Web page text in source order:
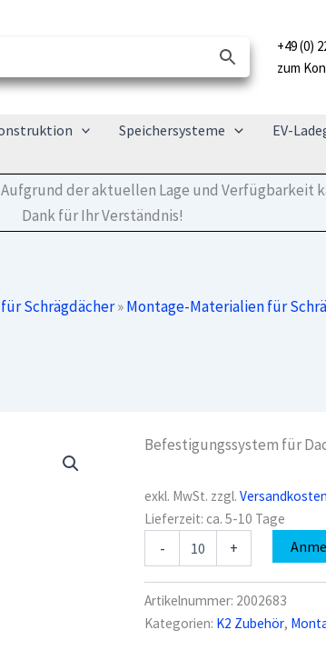
+49 (0)
zum
Speichersysteme EV-
der aktuellen Lage und Verfügbarkeit
Dank für Ihr Verständnis!
Schrägdächer»Montage-Materialien für
Befestigungssystem für
exkl. MwSt. zzgl.Versandkosten
Lieferzeit:ca. 5-10 Tage
-
2002683
Adapter
SingleRail
Set
+
Artikelnummer: 2002683
Kategorien: K2 Zubehör,